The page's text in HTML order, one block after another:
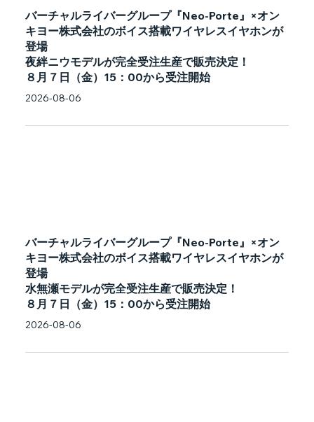
バーチャルライバーグループ『Neo-Porte』×オン
キヨー株式会社のボイス搭載ワイヤレスイヤホンが
登場
夜絆ニウモデルが完全受注生産で販売決定！
８月７日（金）15：00から受注開始
2026-08-06
バーチャルライバーグループ『Neo-Porte』×オン
キヨー株式会社のボイス搭載ワイヤレスイヤホンが
登場
水無瀬モデルが完全受注生産で販売決定！
８月７日（金）15：00から受注開始
2026-08-06